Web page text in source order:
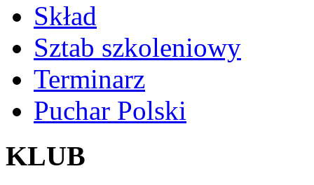
Skład
Sztab szkoleniowy
Terminarz
Puchar Polski
KLUB